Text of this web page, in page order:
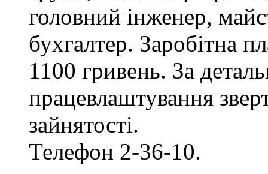
головний інженер,
бухгалтер. Заробітна
1100 гривень. За
працевлаштування
зайнятості.
Телефон 2-36-10.